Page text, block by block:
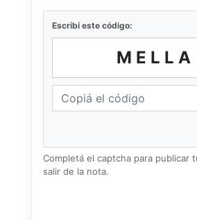
Escribí este código:
MELLA
Completá el captcha para publicar
salir de la nota.